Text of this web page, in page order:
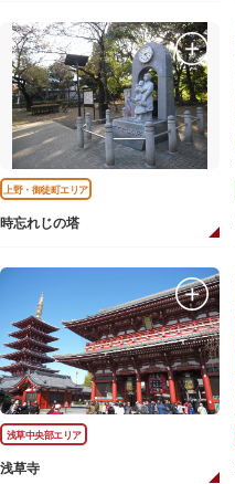
上野・御徒町エリア
時忘れじの塔
浅草中央部エリア
浅草寺